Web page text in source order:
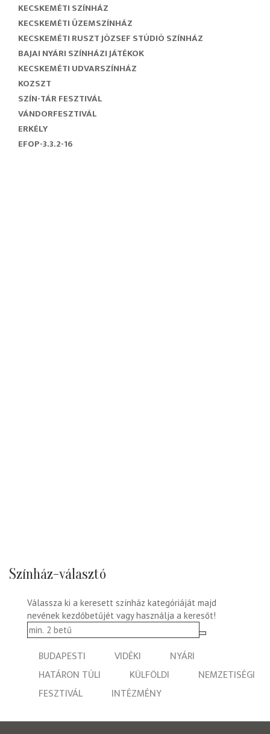
KECSKEMÉTI SZÍNHÁZ
KECSKEMÉTI ÜZEMSZÍNHÁZ
KECSKEMÉTI RUSZT JÓZSEF STÚDIÓ SZÍNHÁZ
BAJAI NYÁRI SZÍNHÁZI JÁTÉKOK
KECSKEMÉTI UDVARSZÍNHÁZ
KOZSZT
SZÍN-TÁR FESZTIVÁL
VÁNDORFESZTIVÁL
ERKÉLY
EFOP-3.3.2-16
Színház-választó
Válassza ki a keresett színház kategóriáját majd
nevének kezdőbetűjét vagy használja a keresőt!
BUDAPESTI VIDÉKI
NYÁRI
HATÁRON TÚLI
KÜLFÖLDI
NEMZETISÉGI
FESZTIVÁL
INTÉZMÉNY